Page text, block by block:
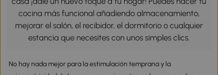
cocina más funcional añadiendo almacenamiento,
mejorar el salón, el recibidor, el dormitorio o cualquier
estancia que necesites con unos simples clics.
No hay nada mejor para la estimulación temprana y la